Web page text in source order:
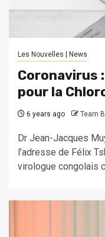
Les Nouvelles | News
Coronavirus
pour la
6 years ago Team
Dr Jean-Jacques
l’adresse de Félix
virologue congolais